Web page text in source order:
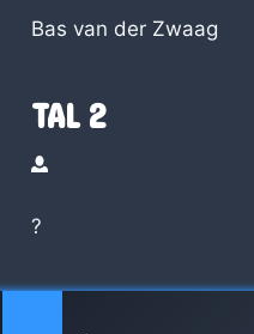
Bas van der Zwaag
TAL 2
?